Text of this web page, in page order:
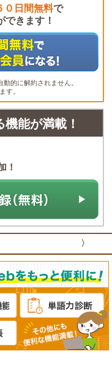
０日間無料で
きます！
的に解約されません。
。
能が満載！
！
〉